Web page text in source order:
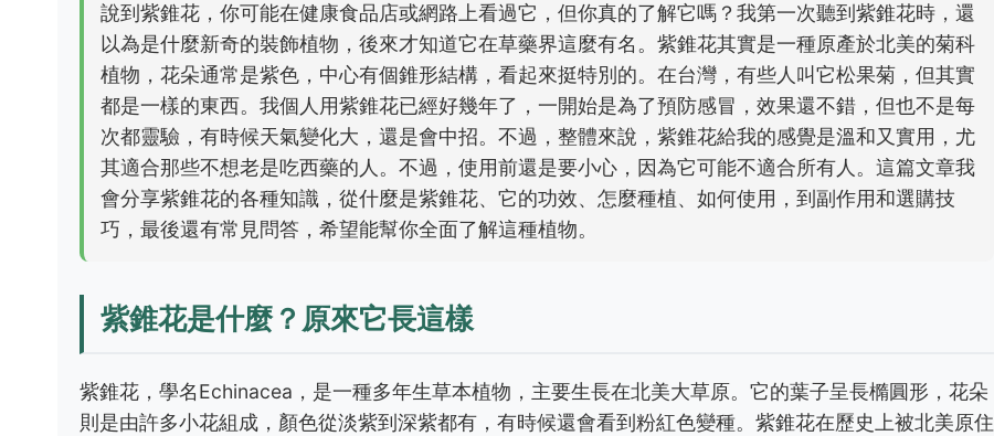
說到紫錐花，你可能在健康食品店或網路上看過它，但你真的了解它嗎？我第一次聽到紫錐花時，還
以為是什麼新奇的裝飾植物，後來才知道它在草藥界這麼有名。紫錐花其實是一種原產於北美的菊科
植物，花朵通常是紫色，中心有個錐形結構，看起來挺特別的。在台灣，有些人叫它松果菊，但其實
都是一樣的東西。我個人用紫錐花已經好幾年了，一開始是為了預防感冒，效果還不錯，但也不是每
次都靈驗，有時候天氣變化大，還是會中招。不過，整體來說，紫錐花給我的感覺是溫和又實用，尤
其適合那些不想老是吃西藥的人。不過，使用前還是要小心，因為它可能不適合所有人。這篇文章我
會分享紫錐花的各種知識，從什麼是紫錐花、它的功效、怎麼種植、如何使用，到副作用和選購技
巧，最後還有常見問答，希望能幫你全面了解這種植物。
紫錐花是什麼？原來它長這樣
紫錐花，學名Echinacea，是一種多年生草本植物，主要生長在北美大草原。它的葉子呈長橢圓形，花朵
則是由許多小花組成，顏色從淡紫到深紫都有，有時候還會看到粉紅色變種。紫錐花在歷史上被北美原住